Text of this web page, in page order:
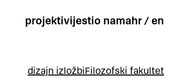
projektivijestio namahr/en
dizajn izložbiFilozofski fakultet